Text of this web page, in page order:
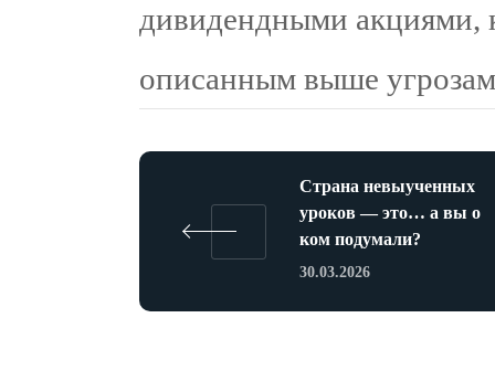
дивидендными акциями,
описанным выше
Страна невыученных
уроков — это… а вы о
ком подумали?
30.03.2026